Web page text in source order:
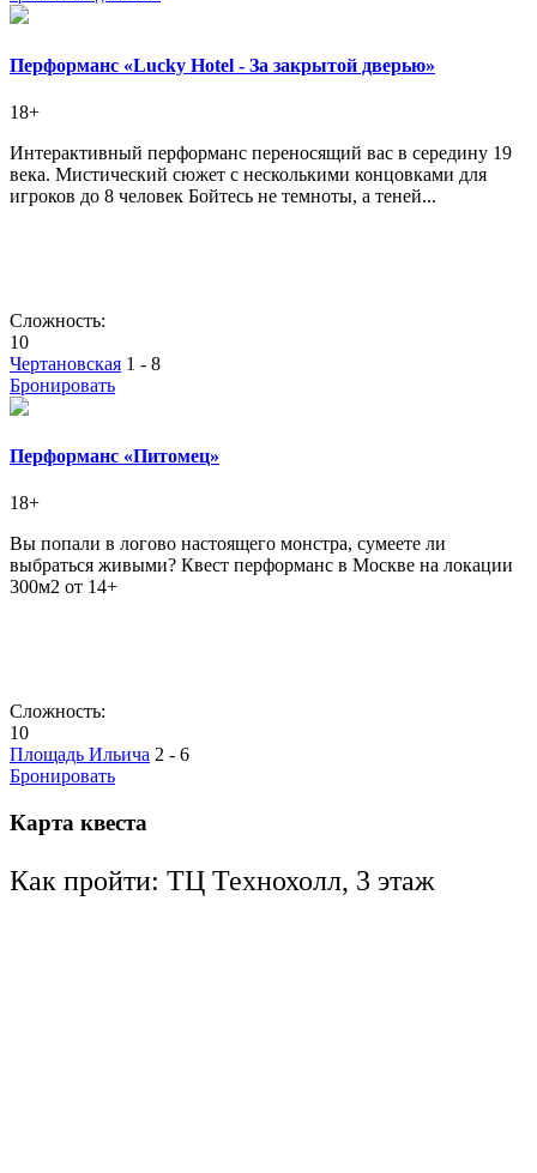
Перформанс «Lucky Hotel - За закрытой дверью»
18+
Интерактивный перформанс переносящий вас в середину 19
века. Мистический сюжет с несколькими концовками для
игроков до 8 человек Бойтесь не темноты, а теней...
Сложность:
10
Чертановская 1 - 8
Бронировать
Перформанс «Питомец»
18+
Вы попали в логово настоящего монстра, сумеете ли
выбраться живыми? Квест перформанс в Москве на локации
300м2 от 14+
Сложность:
10
Площадь Ильича 2 - 6
Бронировать
Карта квеста
Как пройти: ТЦ Технохолл, 3 этаж